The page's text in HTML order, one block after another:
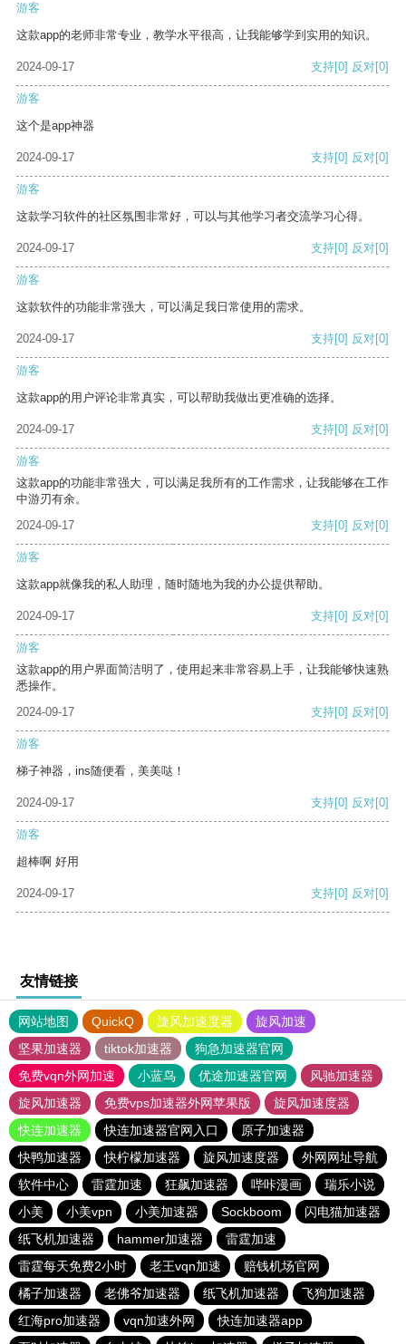
游客
这款app的老师非常专业，教学水平很高，让我能够学到实用的知识。
2024-09-17 支持[0] 反对[0]
游客
这个是app神器
2024-09-17 支持[0] 反对[0]
游客
这款学习软件的社区氛围非常好，可以与其他学习者交流学习心得。
2024-09-17 支持[0] 反对[0]
游客
这款软件的功能非常强大，可以满足我日常使用的需求。
2024-09-17 支持[0] 反对[0]
游客
这款app的用户评论非常真实，可以帮助我做出更准确的选择。
2024-09-17 支持[0] 反对[0]
游客
这款app的功能非常强大，可以满足我所有的工作需求，让我能够在工作
中游刃有余。
2024-09-17
支持[0] 反对[0]
游客
这款app就像我的私人助理，随时随地为我的办公提供帮助。
2024-09-17 支持[0] 反对[0]
游客
这款app的用户界面简洁明了，使用起来非常容易上手，让我能够快速熟
悉操作。
2024-09-17
支持[0] 反对[0]
游客
梯子神器，ins随便看，美美哒！
2024-09-17 支持[0] 反对[0]
游客
超棒啊 好用
2024-09-17 支持[0] 反对[0]
友情链接
网站地图 QuickQ 旋风加速度器
旋风加速
坚果加速器
tiktok加速器
狗急加速器官网
免费vqn外网加速
小蓝鸟 优途加速器官网
风驰加速器
旋风加速器
免费vps加速器外网苹果版
旋风加速度器
快连加速器
快连加速器官网入口
原子加速器
快鸭加速器
快柠檬加速器 旋风加速度器
外网网址导航
软件中心
雷霆加速 狂飙加速器 哔咔漫画
瑞乐小说
小美
小美vpn 小美加速器 Sockboom
闪电猫加速器
纸飞机加速器
hammer加速器
雷霆加速
雷霆每天免费2小时
老王vqn加速
赔钱机场官网
橘子加速器
老佛爷加速器 纸飞机加速器
飞狗加速器
红海pro加速器
vqn加速外网
快连加速器app